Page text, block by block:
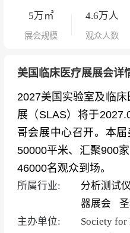
5万㎡
展会规模
4.6万人
观众人数
美国临床医疗展展会详
2027美国实验室及临
展（SLAS）将于
哥会展中心召开。本
50000平米、汇聚900
46000名观众到场。
所属行业: 分析测试
器展会
主办单位:
Society for